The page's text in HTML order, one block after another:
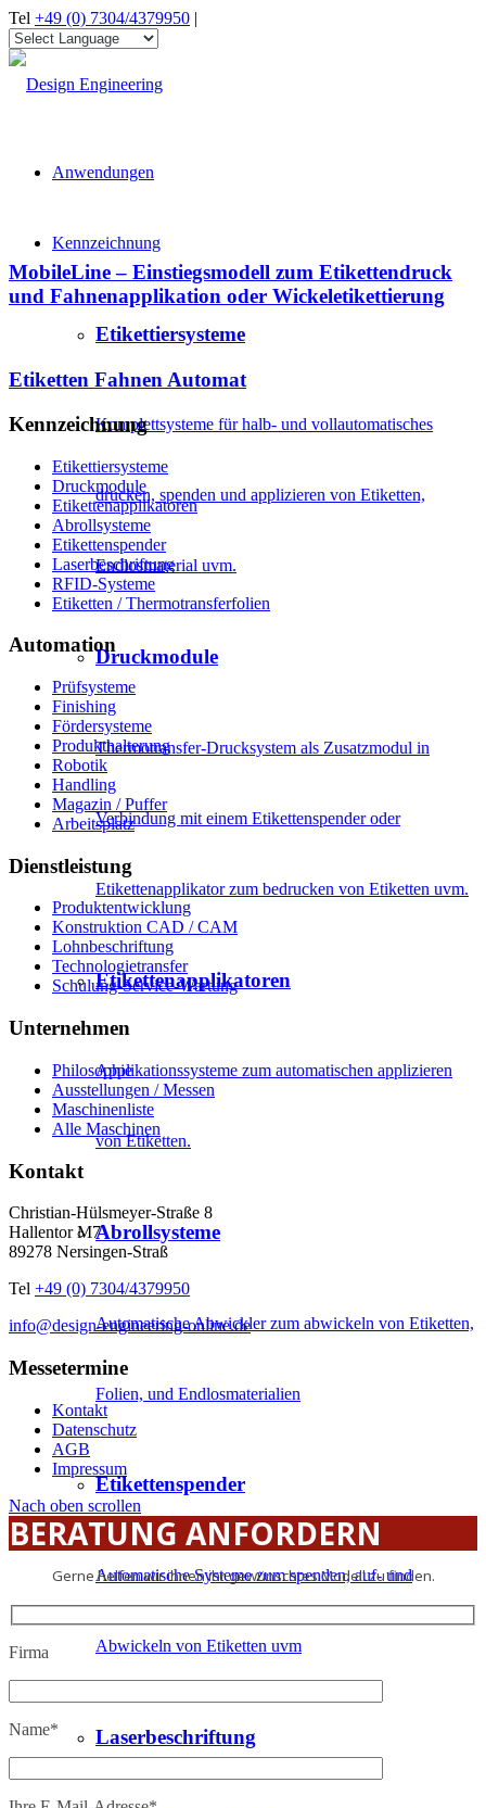
Tel +49 (0) 7304/4379950 |
Anwendungen
Kennzeichnung
Etikettiersysteme
Komplettsysteme für halb- und vollautomatisches
drucken, spenden und applizieren von Etiketten,
Endlosmaterial uvm.
Druckmodule
Thermotransfer-Drucksystem als Zusatzmodul in
Verbindung mit einem Etikettenspender oder
Etikettenapplikator zum bedrucken von Etiketten uvm.
Etikettenapplikatoren
Applikationssysteme zum automatischen applizieren
von Etiketten.
Abrollsysteme
Automatische Abwickler zum abwickeln von Etiketten,
Folien, und Endlosmaterialien
Etikettenspender
Automatische Systeme zum spenden, auf- und
Abwickeln von Etiketten uvm
Laserbeschriftung
MobileLine – Einstiegsmodell zum Etikettendruck
und Fahnenapplikation oder Wickeletikettierung
Etiketten Fahnen Automat
Kennzeichnung
Etikettiersysteme
Druckmodule
Etikettenapplikatoren
Abrollsysteme
Etikettenspender
Laserbeschriftung
RFID-Systeme
Etiketten / Thermotransferfolien
Automation
Prüfsysteme
Finishing
Fördersysteme
Produkthalterung
Robotik
Handling
Magazin / Puffer
Arbeitsplatz
Dienstleistung
Produktentwicklung
Konstruktion CAD / CAM
Lohnbeschriftung
Technologietransfer
Schulung-Service-Wartung
Unternehmen
Philosophie
Ausstellungen / Messen
Maschinenliste
Alle Maschinen
Kontakt
Christian-Hülsmeyer-Straße 8
Hallentor M7
89278 Nersingen-Straß
Tel +49 (0) 7304/4379950
info@design-engineering-online.de
Messetermine
Kontakt
Datenschutz
AGB
Impressum
Nach oben scrollen
BERATUNG ANFORDERN
Gerne helfen wir ihnen ihr gewünschtes Modell zu finden.
Firma
Name*